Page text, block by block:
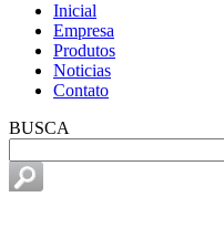
Inicial
Empresa
Produtos
Noticias
Contato
BUSCA